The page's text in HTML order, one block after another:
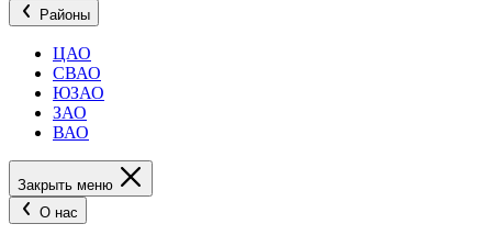
Районы
ЦАО
СВАО
ЮЗАО
ЗАО
ВАО
Закрыть меню
О нас